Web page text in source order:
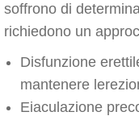
soffrono di
richiedono un
Disfunzione
mantenere
Eiaculazione